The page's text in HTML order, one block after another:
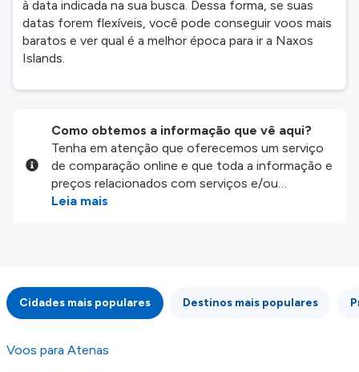
à data indicada na sua busca. Dessa forma, se suas
datas forem flexíveis, você pode conseguir voos mais
baratos e ver qual é a melhor época para ir a Naxos
Islands.
Como obtemos a informação que vê aqui?
Tenha em atenção que oferecemos um serviço
de comparação online e que toda a informação e
preços relacionados com serviços e/ou
produtos disponíveis no nosso website são
integridade ou pela precisão da informação
publicada, por isso verifique com atenção todas
as condições no website do parceiro antes de
fazer uma reserva. Para mais detalhes verifique
os nossos
Leia mais
Cidades mais populares Destinos mais populares
Voos para Atenas